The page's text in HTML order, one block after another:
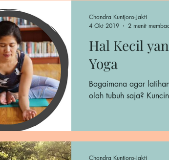
Hal Kecil
Yoga
Bagaimana agar
olah tubuh saja?
Chandra Kuntjoro-Jakti
4 Okt 2019
2 menit
Chandra Kuntjoro-Jakti